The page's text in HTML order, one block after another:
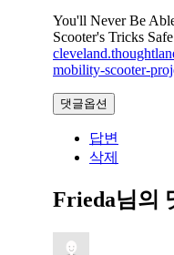
You'll Never Be
Scooter's Tricks
mobility-scooter-
댓글옵션
답변
삭제
Frieda님의